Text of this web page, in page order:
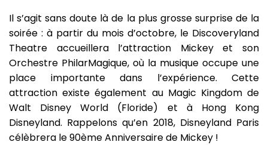
Il s’agit sans doute là de la plus grosse surprise de la
soirée : à partir du mois d’octobre, le Discoveryland
Theatre accueillera l’attraction Mickey et son
Orchestre PhilarMagique, où la musique occupe une
place importante dans l’expérience. Cette
attraction existe également au Magic Kingdom de
Walt Disney World (Floride) et à Hong Kong
Disneyland. Rappelons qu’en 2018, Disneyland Paris
célèbrera le 90ème Anniversaire de Mickey !